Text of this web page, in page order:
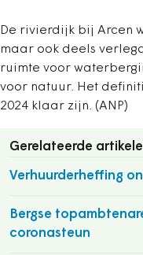
De rivierdijk bij Arcen
maar ook deels
ruimte voor
voor natuur. Het
2024 klaar zijn. (ANP)
Gerelateerde
Verhuurderheffing
Bergse
coronasteun